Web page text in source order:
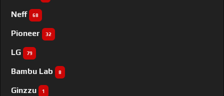
Neff 68
Pioneer 32
LG 79
Bambu Lab 8
Ginzzu 1